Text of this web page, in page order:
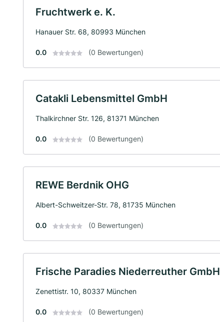
Fruchtwerk e. K.
Hanauer Str. 68, 80993 München
0.0 (0 Bewertungen)
Catakli Lebensmittel GmbH
Thalkirchner Str. 126, 81371 München
0.0 (0 Bewertungen)
REWE Berdnik OHG
Albert-Schweitzer-Str. 78, 81735 München
0.0 (0 Bewertungen)
Frische Paradies Niederreuther GmbH
Zenettistr. 10, 80337 München
0.0 (0 Bewertungen)